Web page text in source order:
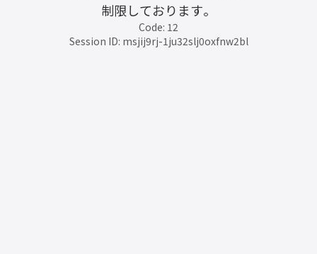
制限しております。
Code: 12
Session ID: msjij9rj-1ju32slj0oxfnw2bl